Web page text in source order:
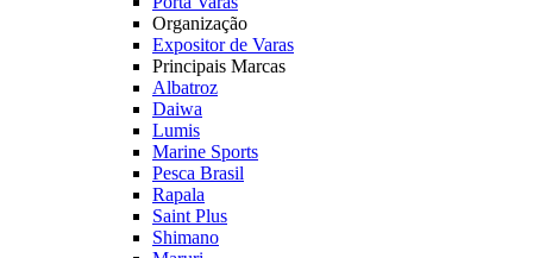
Organização
Expositor de Varas
Principais Marcas
Albatroz
Daiwa
Lumis
Marine Sports
Pesca Brasil
Rapala
Saint Plus
Shimano